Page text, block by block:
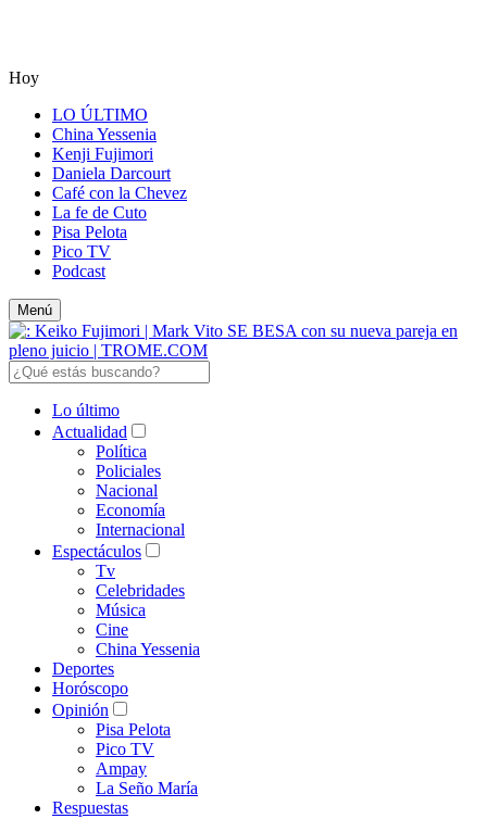
Hoy
LO ÚLTIMO
China Yessenia
Kenji Fujimori
Daniela Darcourt
Café con la Chevez
La fe de Cuto
Pisa Pelota
Pico TV
Podcast
Menú
Lo último
Actualidad
Política
Policiales
Nacional
Economía
Internacional
Espectáculos
Tv
Celebridades
Música
Cine
China Yessenia
Deportes
Horóscopo
Opinión
Pisa Pelota
Pico TV
Ampay
La Seño María
Respuestas